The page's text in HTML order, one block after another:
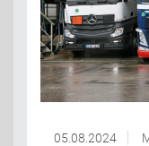
05.08.2024